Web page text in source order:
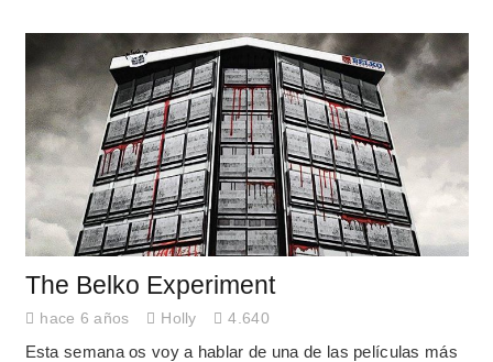
The Belko Experiment
hace 6 años Holly 4.640
Esta semana os voy a hablar de una de las películas más